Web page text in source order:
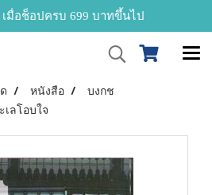
เมื่อช็อปครบ 699 บาทขึ้นไป
หนังสือ
บงกช
เลโอบใจ